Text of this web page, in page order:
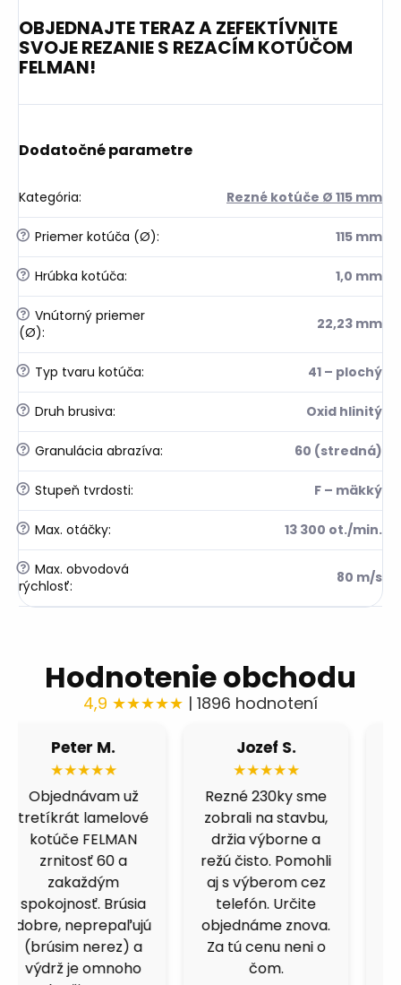
OBJEDNAJTE TERAZ A ZEFEKTÍVNITE
SVOJE REZANIE S REZACÍM KOTÚČOM
FELMAN!
Dodatočné parametre
Kategória: Rezné kotúče Ø 115 mm
? Priemer kotúča (Ø): 115 mm
? Hrúbka kotúča: 1,0 mm
? Vnútorný priemer
(Ø): 22,23 mm
? Typ tvaru kotúča: 41 – plochý
? Druh brusiva: Oxid hlinitý
? Granulácia abrazíva: 60 (stredná)
? Stupeň tvrdosti: F – mäkký
? Max. otáčky: 13 300 ot./min.
? Max. obvodová
rýchlosť: 80 m/s
Hodnotenie obchodu
4,9 ★★★★★ | 1896 hodnotení
Róbert H.
★★★★★
Fíbre 80 nás
celkom prekvapili.
Brúsime čiernu
ocel a berú fest
dobre, nepália a
nenechávajú
stopu. Čoskoro
objednáme dalšie.
Fero B.
★★★★★
Výborná cena a
kvalita. Skúšal som
viacero obchodov,
ale kotucovo má
fakt dobrý pomer.
125ky premium
inox idú ako do
masla.